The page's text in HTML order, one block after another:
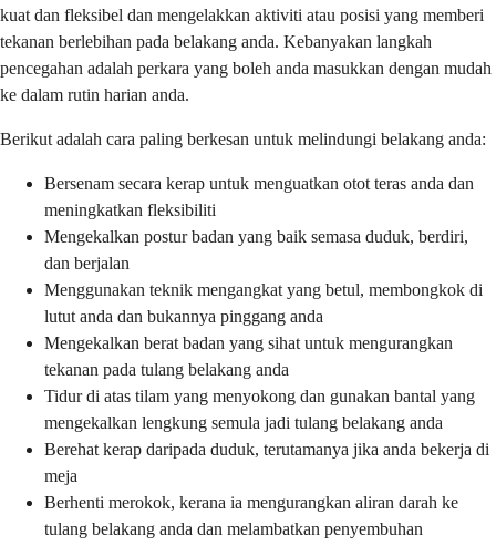
kuat dan fleksibel dan mengelakkan aktiviti atau posisi yang memberi
tekanan berlebihan pada belakang anda. Kebanyakan langkah
pencegahan adalah perkara yang boleh anda masukkan dengan mudah
ke dalam rutin harian anda.
Berikut adalah cara paling berkesan untuk melindungi belakang anda:
Bersenam secara kerap untuk menguatkan otot teras anda dan
meningkatkan fleksibiliti
Mengekalkan postur badan yang baik semasa duduk, berdiri,
dan berjalan
Menggunakan teknik mengangkat yang betul, membongkok di
lutut anda dan bukannya pinggang anda
Mengekalkan berat badan yang sihat untuk mengurangkan
tekanan pada tulang belakang anda
Tidur di atas tilam yang menyokong dan gunakan bantal yang
mengekalkan lengkung semula jadi tulang belakang anda
Berehat kerap daripada duduk, terutamanya jika anda bekerja di
meja
Berhenti merokok, kerana ia mengurangkan aliran darah ke
tulang belakang anda dan melambatkan penyembuhan